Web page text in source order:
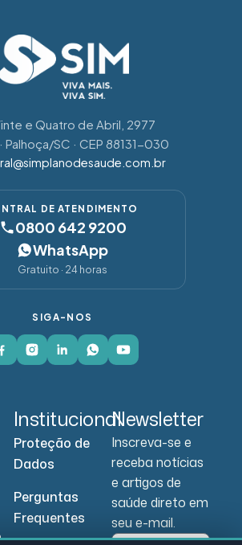
e Quatro de Abril, 2977
Palhoça/SC · CEP 88131-030
DE ATENDIMENTO
0800 642 9200
WhatsApp
Gratuito · 24 horas
SIGA-NOS
Institucional
Proteção de
Dados
Perguntas
Frequentes
Newsletter
Inscreva-se e
receba notícias
e artigos de
saúde direto em
seu e-mail.